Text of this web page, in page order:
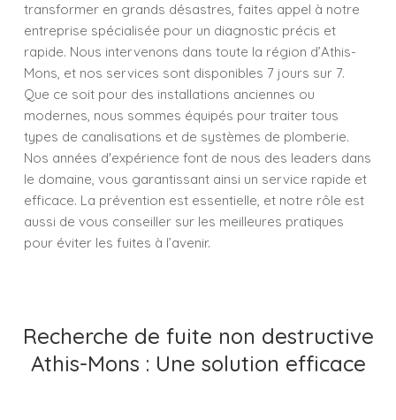
transformer en grands désastres, faites appel à notre
entreprise spécialisée pour un diagnostic précis et
rapide. Nous intervenons dans toute la région d’Athis-
Mons, et nos services sont disponibles 7 jours sur 7.
Que ce soit pour des installations anciennes ou
modernes, nous sommes équipés pour traiter tous
types de canalisations et de systèmes de plomberie.
Nos années d'expérience font de nous des leaders dans
le domaine, vous garantissant ainsi un service rapide et
efficace. La prévention est essentielle, et notre rôle est
aussi de vous conseiller sur les meilleures pratiques
pour éviter les fuites à l’avenir.
Recherche de fuite non destructive
Athis-Mons : Une solution efficace